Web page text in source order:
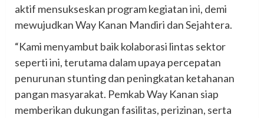
aktif mensukseskan program kegiatan ini, demi
mewujudkan Way Kanan Mandiri dan Sejahtera.
“Kami menyambut baik kolaborasi lintas sektor
seperti ini, terutama dalam upaya percepatan
penurunan stunting dan peningkatan ketahanan
pangan masyarakat. Pemkab Way Kanan siap
memberikan dukungan fasilitas, perizinan, serta